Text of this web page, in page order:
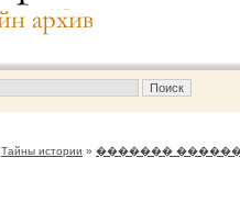
Тайны истории » �������